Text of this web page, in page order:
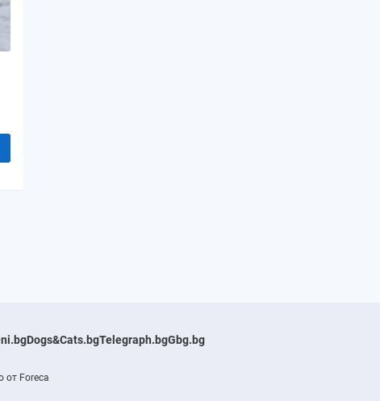
Dogs&Cats.bgTelegraph.bgGbg.bg
от Foreca